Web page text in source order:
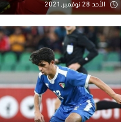
الأحد 28 نوفمبر,2021